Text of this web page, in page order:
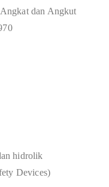
Angkat dan Angkut
hidrolik
Devices)